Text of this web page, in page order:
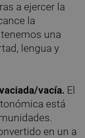
a ejercer la
la
una
lengua y
vacía. El
está
en un a